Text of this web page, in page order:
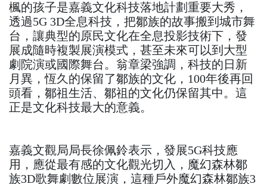
楓的孩子是嘉義文化科技落地計劃重要大秀，
透過5G 3D全息科技，把鄒族的故事搬到城市舞
台，讓典型的原民文化在全息投影技術下，發
展成隨時複製展演模式，甚至未來可以到大型
劇院演或國際舞台。翁章梁強調，科技的日新
月異，恆久的保留了鄒族的文化，100年後再回
頭看，鄒祖生活、鄒祖的文化仍保留其中。這
正是文化科技最大的意義。
嘉義文觀局局長徐佩鈴表示，發展5G科技應
用，應從最有感的文化觀光切入，魔幻森林鄒
族3D歌舞劇數位展演，這種戶外魔幻森林鄒族3